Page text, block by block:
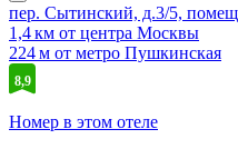
пер. Сытинский, д.3/5,
1,4 км от центра Москвы
224 м от метро Пушкинская
8,9
Номер в этом отеле